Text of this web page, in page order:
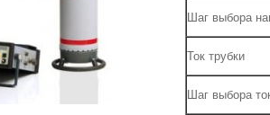
Шаг выбора
Ток трубки
Шаг выбора